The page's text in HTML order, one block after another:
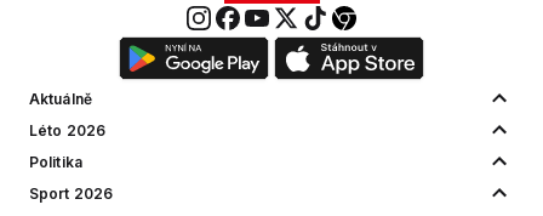
Aktuálně
Léto 2026
Politika
Sport 2026